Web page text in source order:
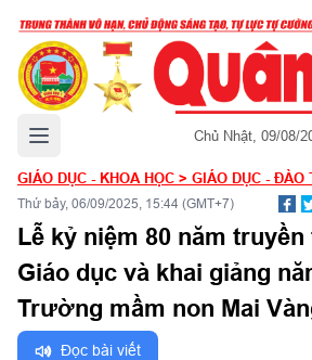
Mở menu chính Chủ Nhật, 09/08/
GIÁO DỤC - KHOA HỌC > GIÁO DỤC - ĐÀO
Thứ bảy, 06/09/2025, 15:44 (GMT+7)
Lễ kỷ niệm 80 năm
Giáo dục và khai giảng
Trường mầm non Mai
Đọc bài viết